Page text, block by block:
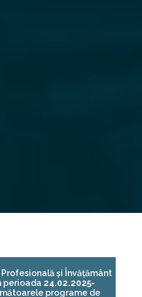
și Învățământ
perioada 24.02.2025-
programe de